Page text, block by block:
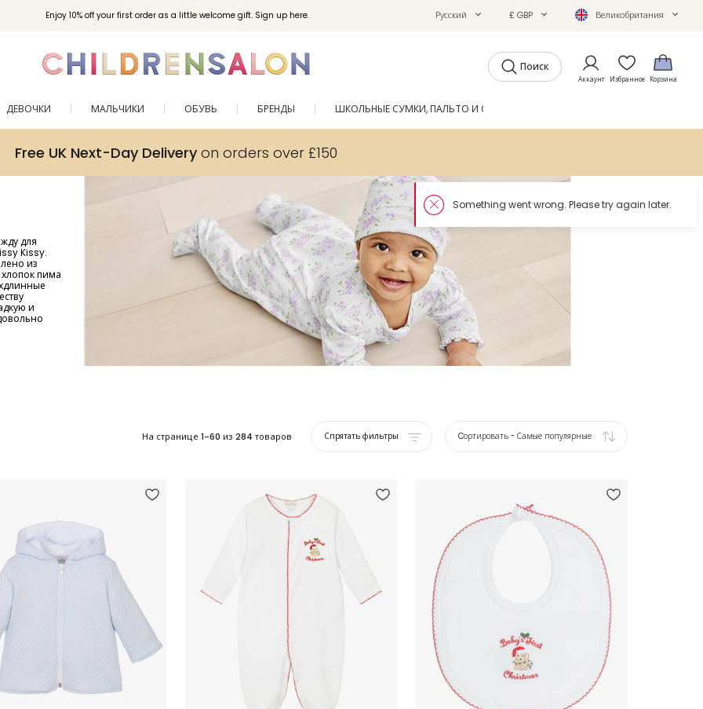
Enjoy 10% off your first order as a little welcome gift. Sign up here. Русский £ GBP Великобритания
Поиск
Аккаунт Избранное Корзина
ДЕВОЧКИ МАЛЬЧИКИ ОБУВЬ БРЕНДЫ ШКОЛЬНЫЕ СУМКИ, ПАЛЬТО И ОБУВЬ
Free UK Next-Day Deliveryon orders over £150
для
Kissy.
из
пима
и
На странице 1-60 из 284 товаров Спрятать фильтры Cортировать - Самые популярные